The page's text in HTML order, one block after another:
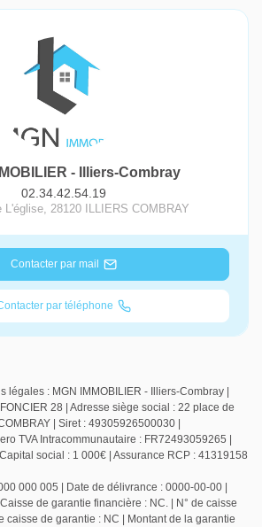
- Illiers-Combray
02.34.42.54.19
L'église, 28120 ILLIERS COMBRAY
Contacter par mail
par téléphone
légales : MGN IMMOBILIER - Illiers-Combray |
28 | Adresse siège social : 22 place de
| Siret : 49305926500030 |
TVA Intracommunautaire : FR72493059265 |
social : 1 000€ | Assurance RCP : 41319158
000 005 | Date de délivrance : 0000-00-00 |
de garantie financière : NC. | N° de caisse
caisse de garantie : NC | Montant de la garantie